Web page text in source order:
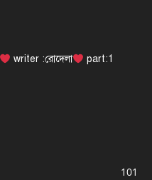
writer :রোদেলা part:1
101